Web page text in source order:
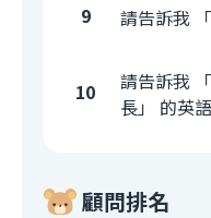
9 請告訴我
10
請告訴我
長」 的英語
顧問排名